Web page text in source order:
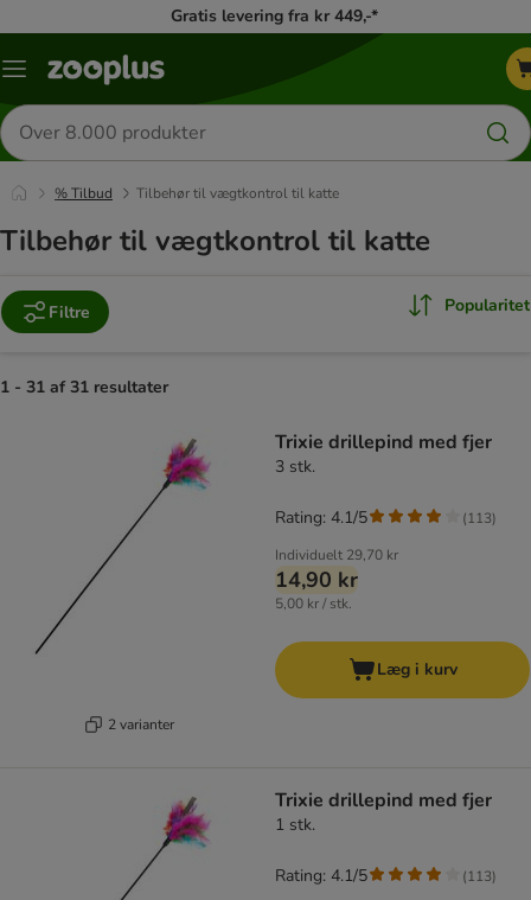
Gratis levering fra kr 449,-*
Menu
Søg
efter
produkter
% Tilbud Tilbehør til vægtkontrol til katte
Tilbehør til vægtkontrol til katte
Filtre Popularitet
1 - 31 af 31 resultater
2 varianter
Trixie drillepind med fjer
3 stk.
Individuelt 29,70 kr
14,90 kr
5,00 kr / stk.
Rating: 4.1/5 (113)
Læg i kurv
Trixie drillepind med fjer
1 stk.
Rating: 4.1/5 (113)